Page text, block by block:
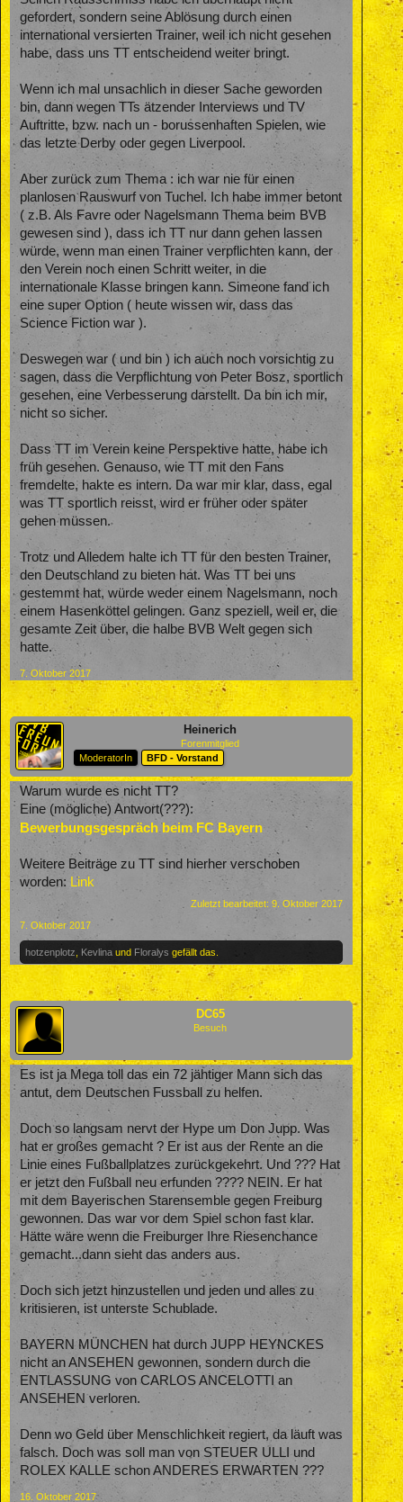
gefordert, sondern seine Ablösung durch einen
international versierten Trainer, weil ich nicht gesehen
habe, dass uns TT entscheidend weiter bringt.
Wenn ich mal unsachlich in dieser Sache geworden
bin, dann wegen TTs ätzender Interviews und TV
Auftritte, bzw. nach un - borussenhaften Spielen, wie
das letzte Derby oder gegen Liverpool.
Aber zurück zum Thema : ich war nie für einen
planlosen Rauswurf von Tuchel. Ich habe immer betont
( z.B. Als Favre oder Nagelsmann Thema beim BVB
gewesen sind ), dass ich TT nur dann gehen lassen
würde, wenn man einen Trainer verpflichten kann, der
den Verein noch einen Schritt weiter, in die
internationale Klasse bringen kann. Simeone fand ich
eine super Option ( heute wissen wir, dass das
Science Fiction war ).
Deswegen war ( und bin ) ich auch noch vorsichtig zu
sagen, dass die Verpflichtung von Peter Bosz, sportlich
gesehen, eine Verbesserung darstellt. Da bin ich mir,
nicht so sicher.
Dass TT im Verein keine Perspektive hatte, habe ich
früh gesehen. Genauso, wie TT mit den Fans
fremdelte, hakte es intern. Da war mir klar, dass, egal
was TT sportlich reisst, wird er früher oder später
gehen müssen.
Trotz und Alledem halte ich TT für den besten Trainer,
den Deutschland zu bieten hat. Was TT bei uns
gestemmt hat, würde weder einem Nagelsmann, noch
einem Hasenköttel gelingen. Ganz speziell, weil er, die
gesamte Zeit über, die halbe BVB Welt gegen sich
hatte.
7. Oktober 2017
Heinerich
Forenmitglied
ModeratorIn
BFD - Vorstand
Warum wurde es nicht TT?
Eine (mögliche) Antwort(???):
Bewerbungsgespräch beim FC Bayern
Weitere Beiträge zu TT sind hierher verschoben
worden: Link
Zuletzt bearbeitet:9. Oktober 2017
7. Oktober 2017
hotzenplotz Kevlina und Floralys gefällt das.
DC65
Besuch
Es ist ja Mega toll das ein 72 jähtiger Mann sich das
antut, dem Deutschen Fussball zu helfen.
Doch so langsam nervt der Hype um Don Jupp. Was
hat er großes gemacht ? Er ist aus der Rente an die
Linie eines Fußballplatzes zurückgekehrt. Und ??? Hat
er jetzt den Fußball neu erfunden ???? NEIN. Er hat
mit dem Bayerischen Starensemble gegen Freiburg
gewonnen. Das war vor dem Spiel schon fast klar.
Hätte wäre wenn die Freiburger Ihre Riesenchance
gemacht...dann sieht das anders aus.
Doch sich jetzt hinzustellen und jeden und alles zu
kritisieren, ist unterste Schublade.
BAYERN MÜNCHEN hat durch JUPP HEYNCKES
nicht an ANSEHEN gewonnen, sondern durch die
ENTLASSUNG von CARLOS ANCELOTTI an
ANSEHEN verloren.
Denn wo Geld über Menschlichkeit regiert, da läuft was
falsch. Doch was soll man von STEUER ULLI und
ROLEX KALLE schon ANDERES ERWARTEN ???
16. Oktober 2017